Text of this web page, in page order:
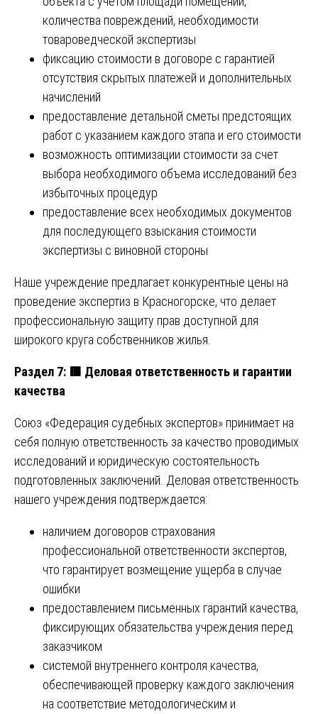
количества повреждений, необходимости
товароведческой экспертизы
фиксацию стоимости в договоре с гарантией
отсутствия скрытых платежей и дополнительных
начислений
предоставление детальной сметы предстоящих
работ с указанием каждого этапа и его стоимости
возможность оптимизации стоимости за счет
выбора необходимого объема исследований без
избыточных процедур
предоставление всех необходимых документов
для последующего взыскания стоимости
экспертизы с виновной стороны
Наше учреждение предлагает конкурентные цены на
проведение экспертиз в Красногорске, что делает
профессиональную защиту прав доступной для
широкого круга собственников жилья.
Раздел 7: 🟥 Деловая ответственность и гарантии
качества
Союз «Федерация судебных экспертов» принимает на
себя полную ответственность за качество проводимых
исследований и юридическую состоятельность
подготовленных заключений. Деловая ответственность
нашего учреждения подтверждается:
наличием договоров страхования
профессиональной ответственности экспертов,
что гарантирует возмещение ущерба в случае
ошибки
предоставлением письменных гарантий качества,
фиксирующих обязательства учреждения перед
заказчиком
системой внутреннего контроля качества,
обеспечивающей проверку каждого заключения
на соответствие методологическим и